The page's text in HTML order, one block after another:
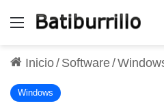
Menú
Inicio/ Software/
Windows